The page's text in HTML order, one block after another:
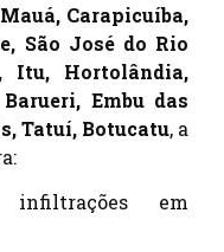
Carapicuíba,
São José do Rio
Itu, Hortolândia,
Embu das
Tatuí, Botucatu, a
em